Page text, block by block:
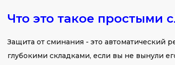
Что это такое простыми
Защита от сминания - это автоматический
глубокими складками, если вы не вынули